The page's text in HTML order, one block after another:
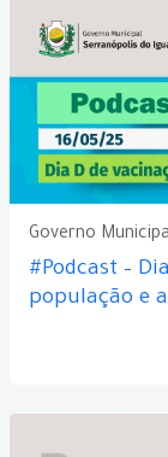
Governo
#Podcast –
população e